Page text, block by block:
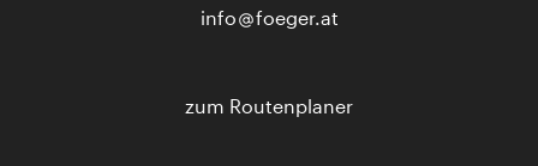
info
foeger.at
zum Routenplaner